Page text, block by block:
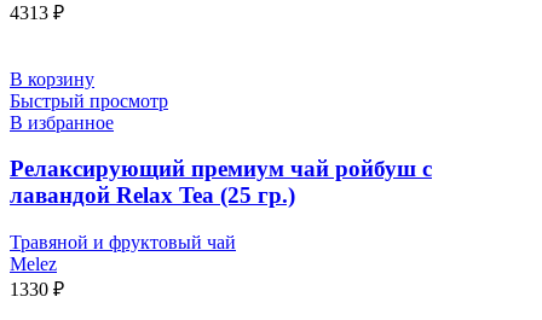
4313 ₽
В корзину
Быстрый просмотр
В избранное
Релаксирующий премиум чай ройбуш с
лавандой Relax Tea (25 гр.)
Травяной и фруктовый чай
Melez
1330 ₽